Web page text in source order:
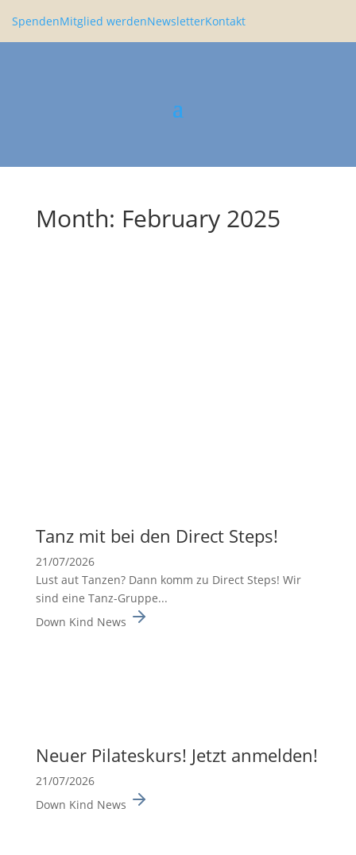
SpendenMitglied werdenNewsletterKontakt
Month: February 2025
Tanz mit bei den Direct Steps!
21/07/2026
Lust aut Tanzen? Dann komm zu Direct Steps! Wir
sind eine Tanz-Gruppe...
Down Kind News
Neuer Pilates­kurs! Jetzt anmelden!
21/07/2026
Down Kind News